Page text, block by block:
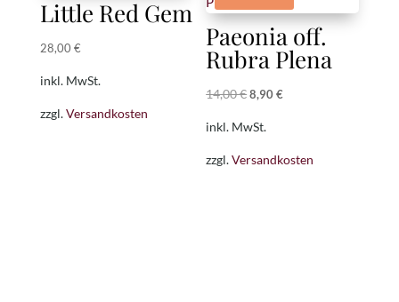
Little Red Gem
28,00 €
inkl. MwSt.
zzgl.Versandkosten
Paeonia off.
Rubra Plena
14,00€Ursprünglicher
14,00 €
8,90€
8,90 €.
inkl. MwSt.
zzgl.Versandkosten